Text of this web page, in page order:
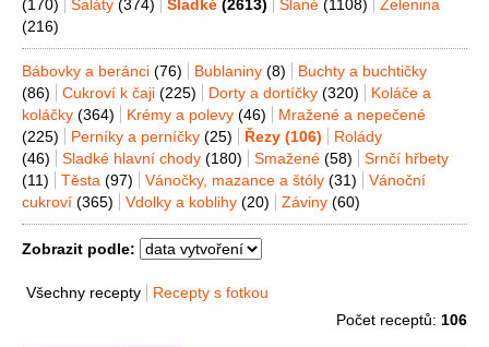
(170)
Saláty (374) Sladké (2613) Slané (1108)
Zelenina
(216)
Bábovky a beránci (76) Bublaniny (8)
Buchty a buchtičky
(86)
Cukroví k čaji (225) Dorty a dortíčky (320)
Koláče a
koláčky (364) Krémy a polevy (46)
Mražené a nepečené
(225)
Perníky a perníčky (25) Řezy (106)
Rolády
(46)
Sladké hlavní chody (180) Smažené (58)
Srnčí hřbety
(11)
Těsta (97) Vánočky, mazance a štóly (31)
Vánoční
cukroví (365) Vdolky a koblihy (20) Záviny (60)
Zobrazit podle:
Všechny recepty
Recepty s fotkou
Počet receptů: 106